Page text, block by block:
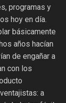
programas y
hoy en día.
básicamente
años hacían
de engañar a
con los
a